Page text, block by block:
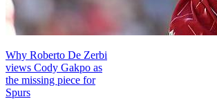
Why Roberto De Zerbi
views Cody Gakpo as
the missing piece for
Spurs